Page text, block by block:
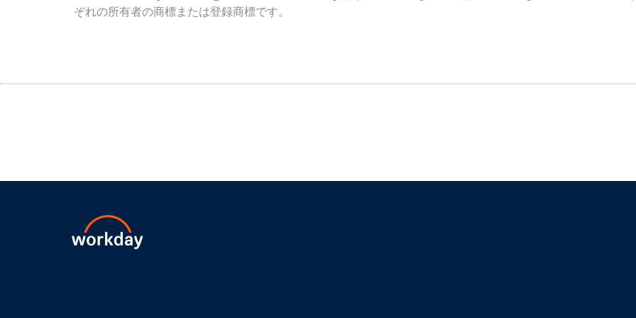
ぞれの所有者の商標または登録商標です。